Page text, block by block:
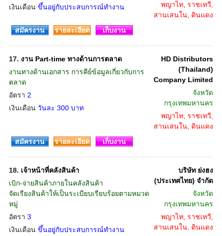
เงินเดือน ขึ้นอยู่กับประสบการณ์ทำงาน
พญาไท, ราชเทวี,
สานเสนใน, ดินแดง
สมัครงาน
รายละเอียด เก็บงาน
17. งาน Part-time ทางด้านการตลาด
งานทางด้านเอกสาร การคีย์ข้อมูลเกี่ยวกับการ
ตลาด
อัตรา 2
เงินเดือน วันละ 300 บาท
HD Distributors
(Thailand)
Company Limited
จังหวัด
กรุงเทพมหานคร
พญาไท, ราชเทวี,
สานเสนใน, ดินแดง
สมัครงาน
รายละเอียด เก็บงาน
18. เจ้าหน้าที่คลังสินค้า
เบิก-จ่ายสินค้าภายในคลังสินค้า
จัดเรียงสินค้าให้เป็นระเบียบเรียบร้อยตามหมวด
หมู่
อัตรา 3
เงินเดือน ขึ้นอยู่กับประสบการณ์ทำงาน
บริษัท ย่งฮง
(ประเทศไทย) จำกัด
จังหวัด
กรุงเทพมหานคร
พญาไท, ราชเทวี,
สานเสนใน, ดินแดง